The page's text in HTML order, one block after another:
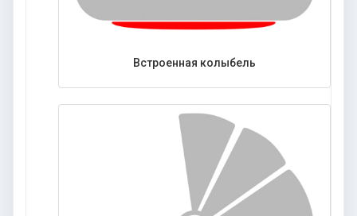
Встроенная колыбель